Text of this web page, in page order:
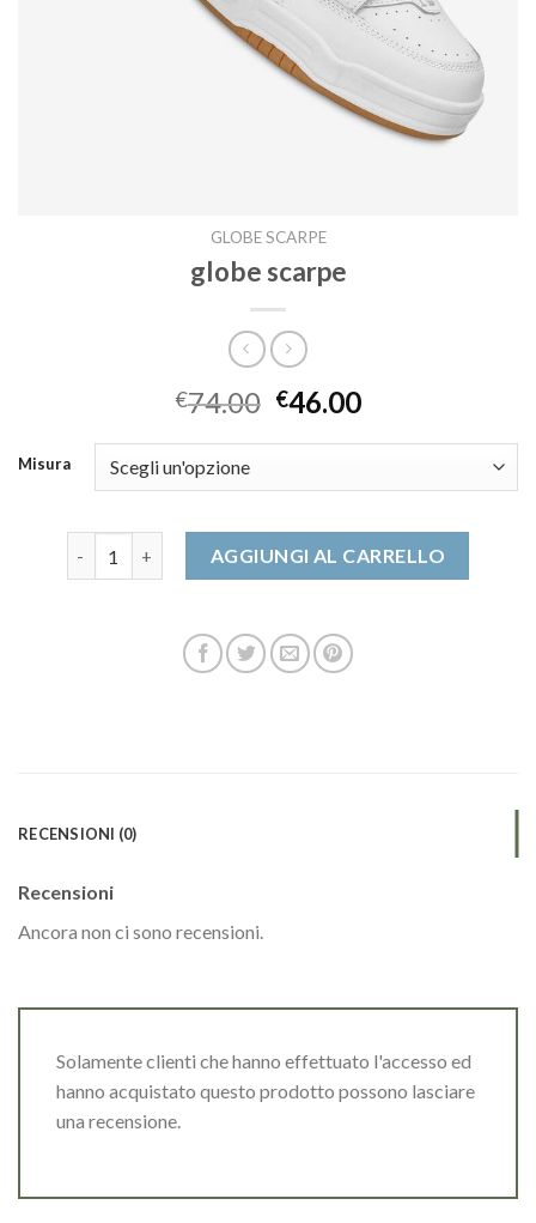
GLOBE SCARPE
globe scarpe
€74.00 €46.00
Misura
AGGIUNGI AL CARRELLO
RECENSIONI (0)
Recensioni
Ancora non ci sono recensioni.
Solamente clienti che hanno effettuato l'accesso ed
hanno acquistato questo prodotto possono lasciare
una recensione.